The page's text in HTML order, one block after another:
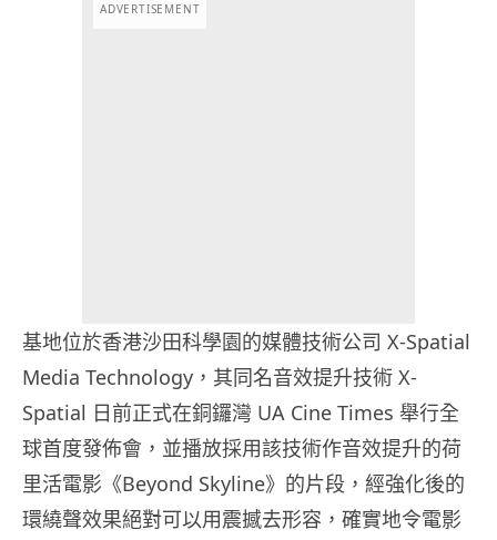
ADVERTISEMENT
基地位於香港沙田科學園的媒體技術公司 X-Spatial
Media Technology，其同名音效提升技術 X-
Spatial 日前正式在銅鑼灣 UA Cine Times 舉行全
球首度發佈會，並播放採用該技術作音效提升的荷
里活電影《Beyond Skyline》的片段，經強化後的
環繞聲效果絕對可以用震撼去形容，確實地令電影